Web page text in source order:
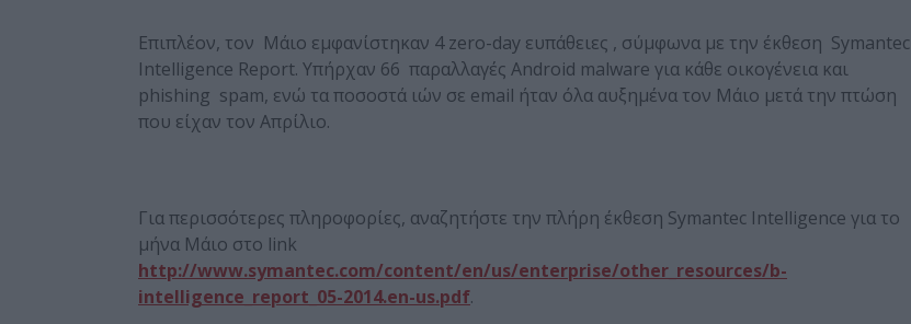
Επιπλέον, τον Μάιο εμφανίστηκαν 4 zero-day ευπάθειες , σύμφωνα με την έκθεση Symantec
Intelligence Report. Υπήρχαν 66 παραλλαγές Android malware για κάθε οικογένεια και
phishing spam, ενώ τα ποσοστά ιών σε email ήταν όλα αυξημένα τον Μάιο μετά την πτώση
που είχαν τον Απρίλιο.
Για περισσότερες πληροφορίες, αναζητήστε την πλήρη έκθεση Symantec Intelligence για το
μήνα Μάιο στο link
http://www.symantec.com/content/en/us/enterprise/other_resources/b-
intelligence_report_05-2014.en-us.pdf.